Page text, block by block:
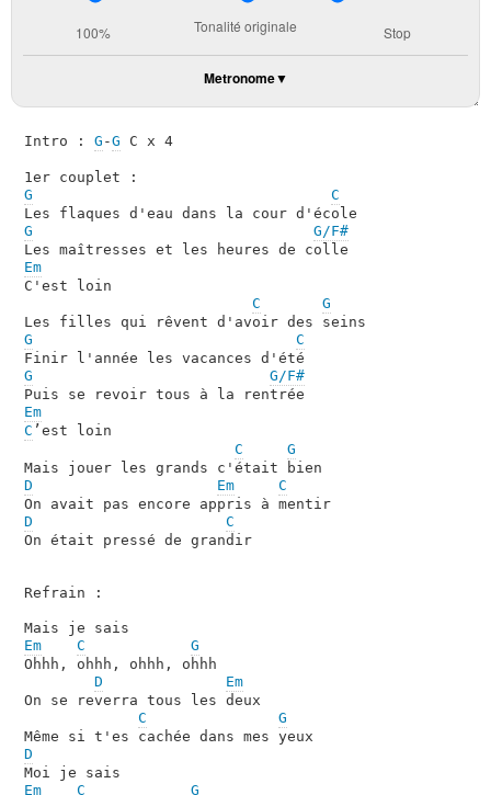
100% Tonalité originale Stop
Metronome
Intro : G -G C x 4
G
C
G
G/F#
Em
C'est loin
C
G
G
C
G
G/F#
Em
C ʼest loin
C
G
D
Em
C
On avait pas encore appris à mentir
D
C
On était pressé de grandir
Refrain :
Em
C
G
Ohhh, ohhh, ohhh, ohhh
D
Em
On se reverra tous les deux
C
G
D
Em
C G